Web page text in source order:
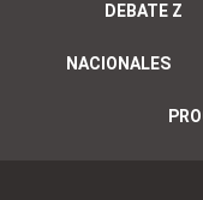
DEBATE Z
NACIONALES